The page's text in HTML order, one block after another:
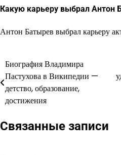
Какую карьеру выбрал Антон
Антон Батырев выбрал карьеру
Навигация
по
записям
Биография Владимира
Пастухова в Википедии —
детство, образование,
достижения
Связанные записи